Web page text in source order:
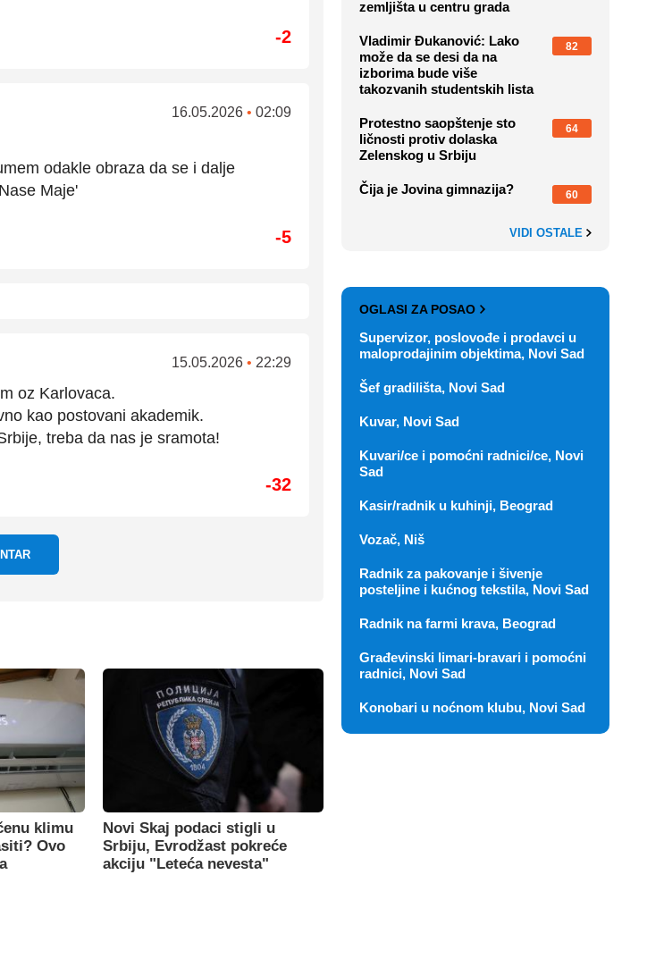
-2
16.05.2026 • 02:09
odakle obraza da se i dalje
Maje'
-5
15.05.2026 • 22:29
oz Karlovaca.
kao postovani akademik.
treba da nas je sramota!
-32
klimu
Ovo
Novi Skaj podaci stigli u
Srbiju, Evrodžast pokreće
akciju "Leteća nevesta"
zemljišta u centru grada
Vladimir Đukanović: Lako
može da se desi da na
izborima bude više
takozvanih studentskih lista
82
Protestno saopštenje sto
ličnosti protiv dolaska
Zelenskog u Srbiju
64
Čija je Jovina gimnazija? 60
VIDI OSTALE
OGLASI ZA POSAO
Supervizor, poslovođe i prodavci u
maloprodajinim objektima, Novi Sad
Šef gradilišta, Novi Sad
Kuvar, Novi Sad
Kuvari/ce i pomoćni radnici/ce, Novi
Sad
Kasir/radnik u kuhinji, Beograd
Vozač, Niš
Radnik za pakovanje i šivenje
posteljine i kućnog tekstila, Novi Sad
Radnik na farmi krava, Beograd
Građevinski limari-bravari i pomoćni
radnici, Novi Sad
Konobari u noćnom klubu, Novi Sad